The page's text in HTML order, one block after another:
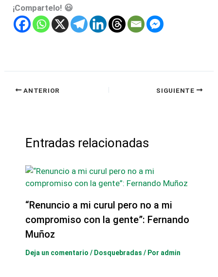
¡Compartelo! 😃
ANTERIOR SIGUIENTE
Entradas relacionadas
“Renuncio a mi curul pero no a mi
compromiso con la gente”: Fernando
Muñoz
Deja un comentario / Dosquebradas / Por admin